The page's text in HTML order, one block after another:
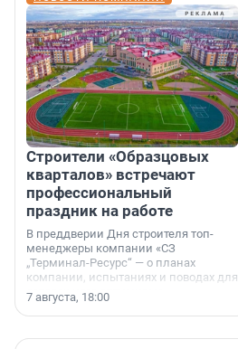
Строители «Образцовых
кварталов» встречают
профессиональный
праздник на работе
В преддверии Дня строителя топ-
менеджеры компании «СЗ
„Терминал-Ресурс“ — о планах
компании, испытаниях и поводах для
осторожного оптимизма.
7 августа, 18:00